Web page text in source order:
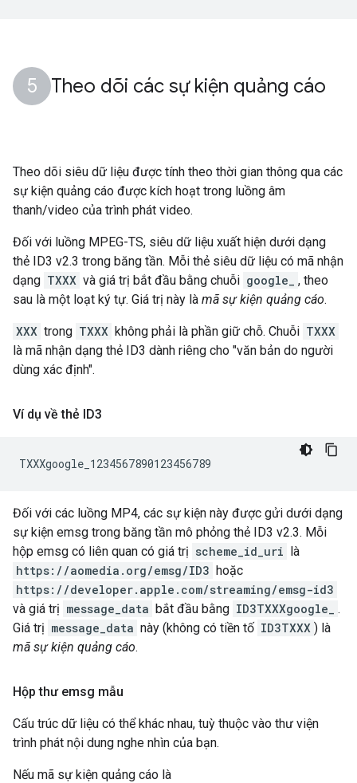
Theo dõi các sự kiện quảng cáo
Theo dõi siêu dữ liệu được tính theo thời gian thông qua các
sự kiện quảng cáo được kích hoạt trong luồng âm
thanh/video của trình phát video.
Đối với luồng MPEG-TS, siêu dữ liệu xuất hiện dưới dạng
thẻ ID3 v2.3 trong băng tần. Mỗi thẻ siêu dữ liệu có mã nhận
dạng TXXX và giá trị bắt đầu bằng chuỗi google_
, theo
sau là một loạt ký tự. Giá trị này là mã sự kiện quảng cáo.
XXX trong TXXX không phải là phần giữ chỗ. Chuỗi TXXX
là mã nhận dạng thẻ ID3 dành riêng cho "văn bản do người
dùng xác định".
Ví dụ về thẻ ID3
Đối với các luồng MP4, các sự kiện này được gửi dưới dạng
sự kiện emsg trong băng tần mô phỏng thẻ ID3 v2.3. Mỗi
hộp emsg có liên quan có giá trị scheme_id_uri là
https://aomedia.org/emsg/ID3 hoặc
https://developer.apple.com/streaming/emsg-id3
và giá trị message_data bắt đầu bằng ID3TXXXgoogle_
.
Giá trị message_data này (không có tiền tố ID3TXXX ) là
mã sự kiện quảng cáo.
Hộp thư emsg mẫu
Cấu trúc dữ liệu có thể khác nhau, tuỳ thuộc vào thư viện
trình phát nội dung nghe nhìn của bạn.
Nếu mã sự kiện quảng cáo là